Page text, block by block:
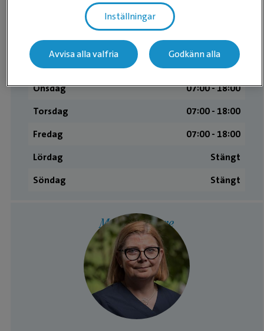
Klinikens öppettider
Måndag
07:00 ­- 18:00
Tisdag
07:00 ­- 18:00
Onsdag
07:00 ­- 18:00
Torsdag
07:00 ­- 18:00
Fredag
07:00 ­- 18:00
Lördag
Stängt
Söndag
Stängt
Medarbetare
Inställningar
Avvisa alla valfria Godkänn alla